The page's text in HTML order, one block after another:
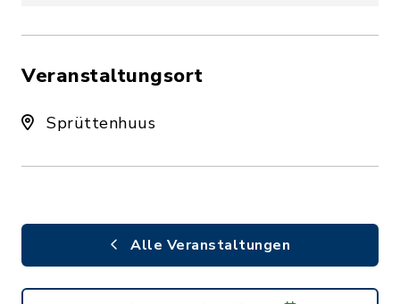
Veranstaltungsort
Sprüttenhuus
Alle Veranstaltungen